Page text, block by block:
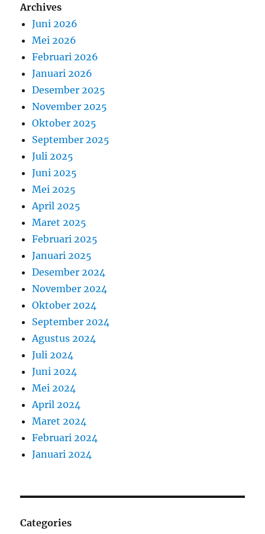
Archives
Juni 2026
Mei 2026
Februari 2026
Januari 2026
Desember 2025
November 2025
Oktober 2025
September 2025
Juli 2025
Juni 2025
Mei 2025
April 2025
Maret 2025
Februari 2025
Januari 2025
Desember 2024
November 2024
Oktober 2024
September 2024
Agustus 2024
Juli 2024
Juni 2024
Mei 2024
April 2024
Maret 2024
Februari 2024
Januari 2024
Categories